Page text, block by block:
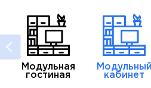
Модульная
гостиная
Модульный
кабинет